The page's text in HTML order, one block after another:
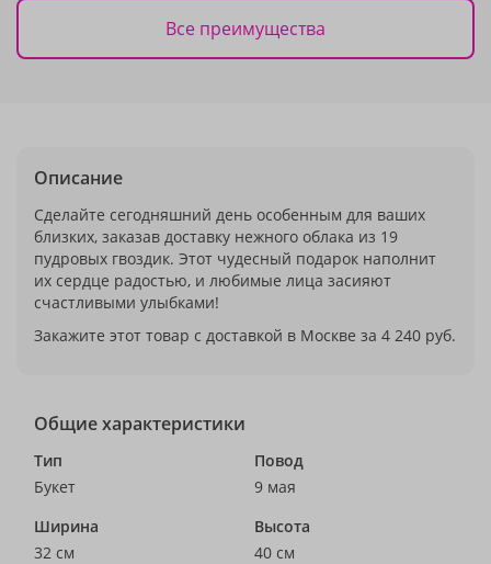
Все преимущества
Описание
Сделайте сегодняшний день особенным для ваших
близких, заказав доставку нежного облака из 19
пудровых гвоздик. Этот чудесный подарок наполнит
их сердце радостью, и любимые лица засияют
счастливыми улыбками!
Закажите этот товар с доставкой в Москве за 4 240 руб.
Общие характеристики
Тип
Букет
Повод
9 мая
Ширина
32 см
Высота
40 см